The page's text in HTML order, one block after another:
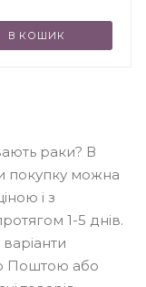
В КОШИК
раки? В
покупку можна
і з
1-5 днів.
Поштою або